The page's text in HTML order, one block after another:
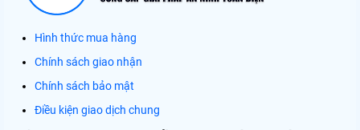
Hình thức mua hàng
Chính sách giao nhận
Chính sách bảo mật
Điều kiện giao dịch chung